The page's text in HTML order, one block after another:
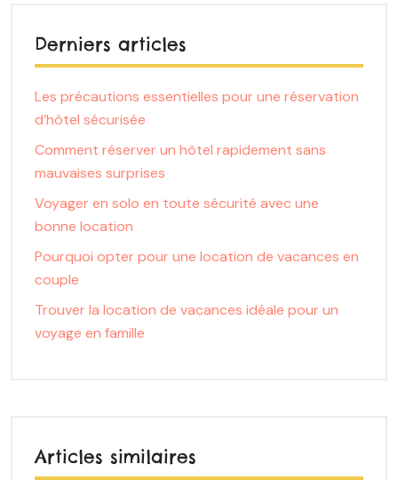
Derniers articles
Les précautions essentielles pour une réservation
d’hôtel sécurisée
Comment réserver un hôtel rapidement sans
mauvaises surprises
Voyager en solo en toute sécurité avec une
bonne location
Pourquoi opter pour une location de vacances en
couple
Trouver la location de vacances idéale pour un
voyage en famille
Articles similaires